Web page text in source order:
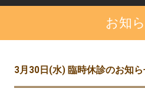
お知
3月30日(水) 臨時休診のお知ら